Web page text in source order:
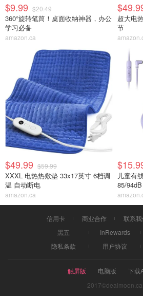
$9.99 $20.49
360°旋转笔筒！桌面收纳神器，办公
学习必备
amazon.ca
超大电
节
$49.99 $59.99
XXXL 电热热敷垫 33x17英寸 6档调
温 自动断电
amazon.ca
儿童有
85/
信用卡 商业合作 联系我
黑五
InRewards
隐私条款
用户协议
触屏版 电脑版
下载
2017©dealmoon.ca